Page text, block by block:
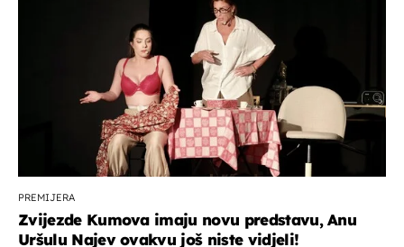
PREMIJERA
Zvijezde Kumova imaju novu predstavu, Anu
Uršulu Najev ovakvu još niste vidjeli!